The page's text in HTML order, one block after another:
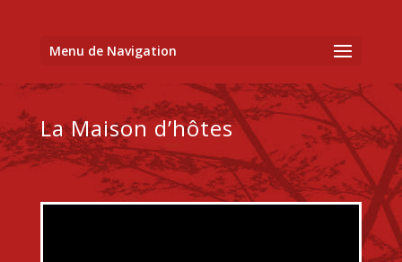
Menu de Navigation
La Maison d’hôtes